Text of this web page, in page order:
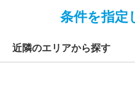
条件を指定
近隣のエリアから探す